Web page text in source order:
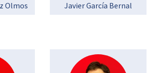
Olmos Javier García Bernal